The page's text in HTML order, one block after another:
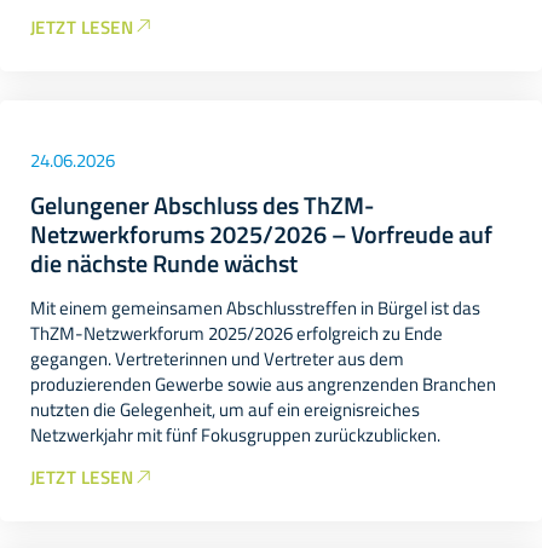
JETZT LESEN
24.06.2026
Gelungener Abschluss des ThZM-
Netzwerkforums 2025/2026 – Vorfreude auf
die nächste Runde wächst
Mit einem gemeinsamen Abschlusstreffen in Bürgel ist das
ThZM-Netzwerkforum 2025/2026 erfolgreich zu Ende
gegangen. Vertreterinnen und Vertreter aus dem
produzierenden Gewerbe sowie aus angrenzenden Branchen
nutzten die Gelegenheit, um auf ein ereignisreiches
Netzwerkjahr mit fünf Fokusgruppen zurückzublicken.
JETZT LESEN